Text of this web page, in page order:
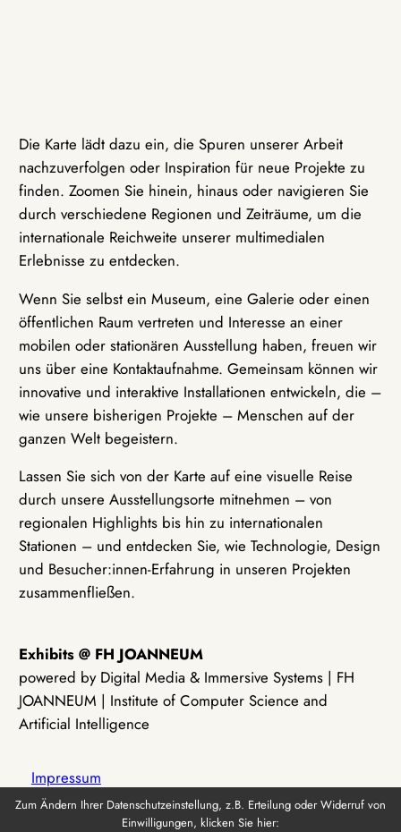
Die Karte lädt dazu ein, die Spuren unserer Arbeit
nachzuverfolgen oder Inspiration für neue Projekte zu
finden. Zoomen Sie hinein, hinaus oder navigieren Sie
durch verschiedene Regionen und Zeiträume, um die
internationale Reichweite unserer multimedialen
Erlebnisse zu entdecken.
Wenn Sie selbst ein Museum, eine Galerie oder einen
öffentlichen Raum vertreten und Interesse an einer
mobilen oder stationären Ausstellung haben, freuen wir
uns über eine Kontaktaufnahme. Gemeinsam können wir
innovative und interaktive Installationen entwickeln, die –
wie unsere bisherigen Projekte – Menschen auf der
ganzen Welt begeistern.
Lassen Sie sich von der Karte auf eine visuelle Reise
durch unsere Ausstellungsorte mitnehmen – von
regionalen Highlights bis hin zu internationalen
Stationen – und entdecken Sie, wie Technologie, Design
und Besucher:innen-Erfahrung in unseren Projekten
zusammenfließen.
Exhibits @ FH JOANNEUM
powered by Digital Media & Immersive Systems | FH
JOANNEUM | Institute of Computer Science and
Artificial Intelligence
Impressum
Zum Ändern Ihrer Datenschutzeinstellung, z.B. Erteilung oder Widerruf von
Einwilligungen, klicken Sie hier: